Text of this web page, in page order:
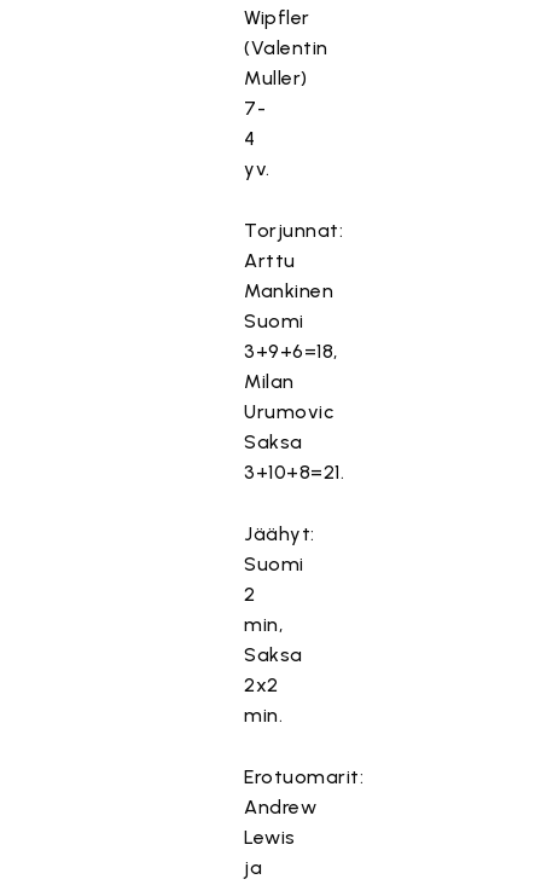
Wipfler
(Valentin
Muller)
7-
4
yv.
Torjunnat:
Arttu
Mankinen
Suomi
3+9+6=18,
Milan
Urumovic
Saksa
3+10+8=21.
Jäähyt:
Suomi
2
min,
Saksa
2x2
min.
Erotuomarit:
Andrew
Lewis
ja